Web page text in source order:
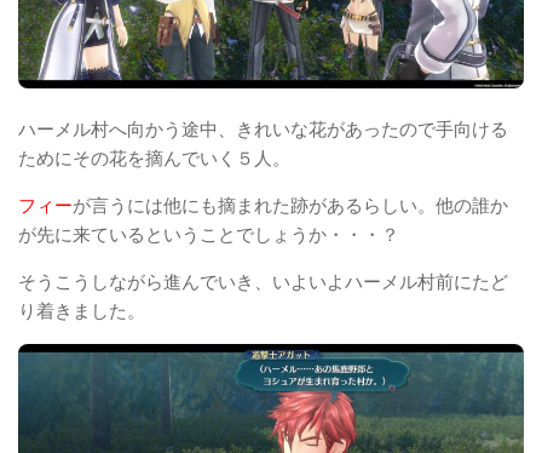
ハーメル村へ向かう途中、きれいな花があったので手向ける
ためにその花を摘んでいく５人。
フィーが言うには他にも摘まれた跡があるらしい。他の誰か
が先に来ているということでしょうか・・・？
そうこうしながら進んでいき、いよいよハーメル村前にたど
り着きました。